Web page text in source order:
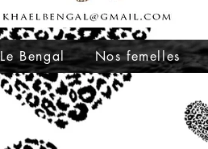
Le Bengal Nos femelles